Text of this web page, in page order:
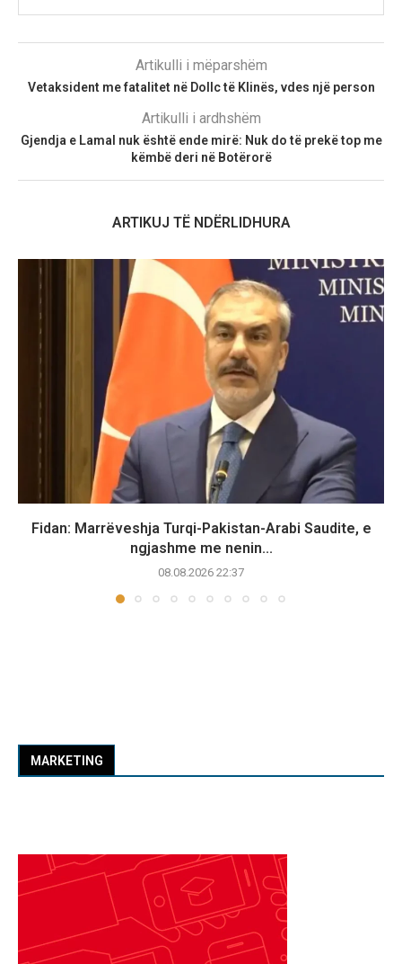
Artikulli i mëparshëm
Vetaksident me fatalitet në Dollc të Klinës, vdes një person
Artikulli i ardhshëm
Gjendja e Lamal nuk është ende mirë: Nuk do të prekë top me
këmbë deri në Botërorë
ARTIKUJ TË NDËRLIDHURA
Fidan: Marrëveshja Turqi-Pakistan-Arabi Saudite, e
ngjashme me nenin...
08.08.2026 22:37
MARKETING